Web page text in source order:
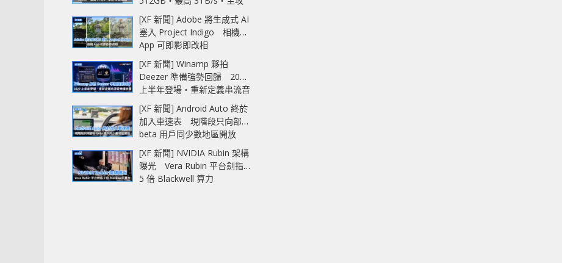
AI 記憶體
[XF 新聞] Adobe 將生成式 AI
塞入 Project Indigo 相機
App 可即影即改相
[XF 新聞] Winamp 夥拍
Deezer 準備強勢回歸 2027
上半年登場‧重新定義串流音
樂播放器
[XF 新聞] Android Auto 終於
加入車速表 現階段只向部分
beta 用戶同少數地區開放
[XF 新聞] NVIDIA Rubin 架構
曝光 Vera Rubin 平台劍指
5 倍 Blackwell 算力